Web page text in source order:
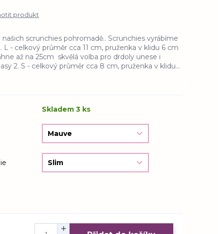
produkt
scrunchies pohromadě.. Scrunchies vyrábíme
- celkový průměr cca 11 cm, pruženka v klidu 6 cm
až na 25cm skvělá volba pro drdoly unese i
2. S - celkový průměr cca 8 cm, pruženka v klidu...
Skladem 3 ks